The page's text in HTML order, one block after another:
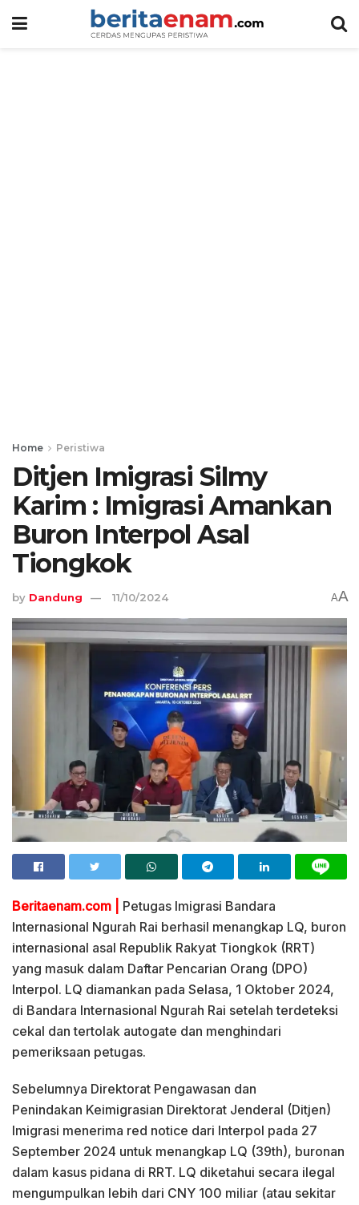
Home Peristiwa
Ditjen Imigrasi Silmy
Karim : Imigrasi Amankan
Buron Interpol Asal
Tiongkok
by Dandung 11/10/2024 AA
Beritaenam.com |
Petugas Imigrasi Bandara
Internasional Ngurah Rai berhasil menangkap LQ, buron
internasional asal Republik Rakyat Tiongkok (RRT)
yang masuk dalam Daftar Pencarian Orang (DPO)
Interpol. LQ diamankan pada Selasa, 1 Oktober 2024,
di Bandara Internasional Ngurah Rai setelah terdeteksi
cekal dan tertolak autogate dan menghindari
pemeriksaan petugas.
Sebelumnya Direktorat Pengawasan dan
Penindakan Keimigrasian Direktorat Jenderal (Ditjen)
Imigrasi menerima red notice dari Interpol pada 27
September 2024 untuk menangkap LQ (39th), buronan
dalam kasus pidana di RRT. LQ diketahui secara ilegal
mengumpulkan lebih dari CNY 100 miliar (atau sekitar